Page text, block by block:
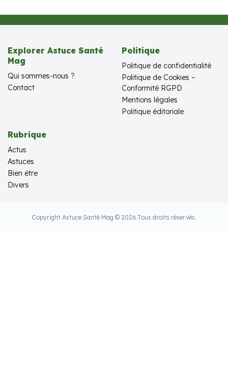
Explorer Astuce Santé
Mag
Qui sommes-nous ?
Contact
Politique
Politique de confidentialité
Politique de Cookies –
Conformité RGPD
Mentions légales
Politique éditoriale
Rubrique
Actus
Astuces
Bien être
Divers
Copyright Astuce Santé Mag © 2026.Tous droits réservés.